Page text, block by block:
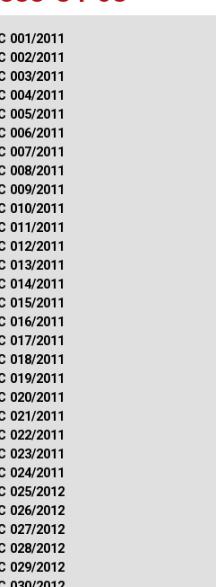
001/2011
002/2011
003/2011
004/2011
005/2011
006/2011
007/2011
008/2011
009/2011
010/2011
011/2011
012/2011
013/2011
014/2011
015/2011
016/2011
017/2011
018/2011
019/2011
020/2011
021/2011
022/2011
023/2011
024/2011
025/2012
026/2012
027/2012
028/2012
029/2012